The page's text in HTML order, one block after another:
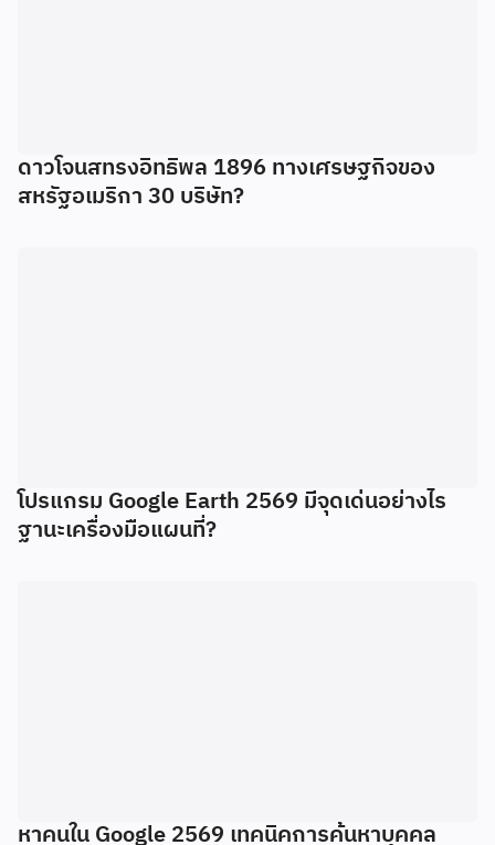
ดาวโจนสทรงอิทธิพล 1896 ทางเศรษฐกิจของ
สหรัฐอเมริกา 30 บริษัท?
โปรแกรม Google Earth 2569 มีจุดเด่นอย่างไร
ฐานะเครื่องมือแผนที่?
หาคนใน Google 2569 เทคนิคการค้นหาบุคคล